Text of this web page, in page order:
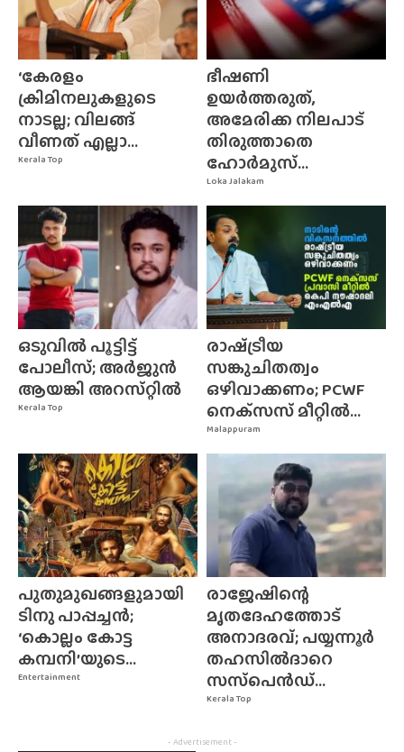
Kerala Top
‘കേരളം
ക്രിമിനലുകളുടെ
നാടല്ല; വിലങ്ങ്
വീണത് എല്ലാ...
Loka Jalakam
ഭീഷണി
ഉയർത്തരുത്,
അമേരിക്ക നിലപാട്
തിരുത്താതെ
ഹോർമുസ്...
Kerala Top
ഒടുവിൽ പൂട്ടിട്ട്
പോലീസ്; അർജുൻ
ആയങ്കി അറസ്‌റ്റിൽ
Malappuram
രാഷ്‌ട്രീയ
സങ്കുചിതത്വം
ഒഴിവാക്കണം; PCWF
നെക്‌സസ്‌ മീറ്റിൽ...
Entertainment
പുതുമുഖങ്ങളുമായി
ടിനു പാപ്പച്ചൻ;
‘കൊല്ലം കോട്ട
കമ്പനി’യുടെ...
Kerala Top
രാജേഷിന്റെ
മൃതദേഹത്തോട്
അനാദരവ്; പയ്യന്നൂർ
തഹസിൽദാറെ
സസ്‌പെൻഡ്...
- Advertisement -